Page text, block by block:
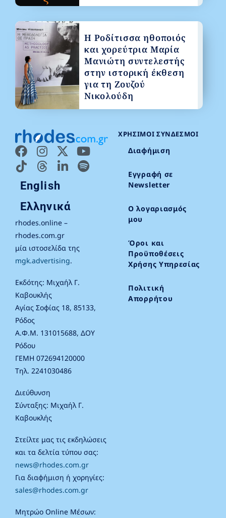
English
Ελληνικά
rhodes.online –
rhodes.com.gr
μία ιστοσελίδα της
mgk.advertising.
Εκδότης: Μιχαήλ Γ.
Καβουκλής
Αγίας Σοφίας 18, 85133,
Ρόδος
Α.Φ.Μ. 131015688, ΔΟΥ
Ρόδου
ΓΕΜΗ 072694120000
Τηλ. 2241030486
Διεύθυνση
Σύνταξης: Μιχαήλ Γ.
Καβουκλής
Στείλτε μας τις εκδηλώσεις
και τα δελτία τύπου σας:
news@rhodes.com.gr
Για διαφήμιση ή χορηγίες:
sales@rhodes.com.gr
Μητρώο Online Μέσων:
ΧΡΉΣΙΜΟΙ ΣΎΝΔΕΣΜΟΙ
Διαφήμιση
Εγγραφή σε
Newsletter
Ο λογαριασμός
μου
Όροι και
Προϋποθέσεις
Χρήσης Υπηρεσίας
Πολιτική
Απορρήτου
Η Ροδίτισσα ηθοποιός
και χορεύτρια Μαρία
Μανιώτη συντελεστής
στην ιστορική έκθεση
για τη Ζουζού
Νικολούδη